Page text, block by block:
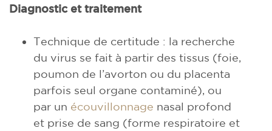
Diagnostic et traitement
Technique de certitude : la recherche
du virus se fait à partir des tissus (foie,
poumon de l’avorton ou du placenta
parfois seul organe contaminé), ou
par un écouvillonnage nasal profond
et prise de sang (forme respiratoire et